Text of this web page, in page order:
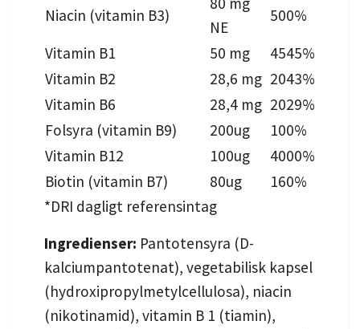
Niacin (vitamin B3)
NE
500%
Vitamin B1
50 mg
4545%
Vitamin B2
28,6 mg 2043%
Vitamin B6
28,4 mg 2029%
Folsyra (vitamin B9)
200ug
100%
Vitamin B12
100ug
4000%
Biotin (vitamin B7)
80ug
160%
*DRI dagligt referensintag
Ingredienser: Pantotensyra (D-
kalciumpantotenat), vegetabilisk kapsel
(hydroxipropylmetylcellulosa), niacin
(nikotinamid), vitamin B 1 (tiamin),